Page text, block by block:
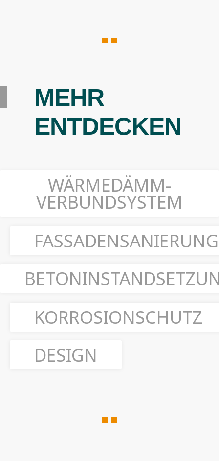
MEHR
ENTDECKEN
WÄRMEDÄMM-
VERBUNDSYSTEM
FASSADENSANIERUNG
KORROSIONSCHUTZ
DESIGN